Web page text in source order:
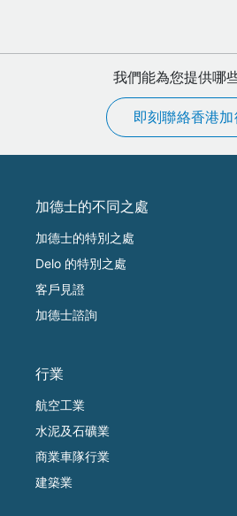
我們能為您提供哪
即刻聯絡香港加
加德士的不同之處
加德士的特別之處
Delo 的特別之處
客戶見證
加德士諮詢
行業
航空工業
水泥及石礦業
商業車隊行業
建築業